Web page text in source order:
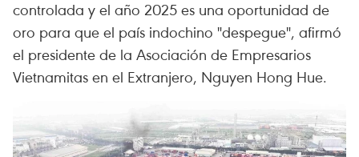
controlada y el año 2025 es una oportunidad de
oro para que el país indochino "despegue", afirmó
el presidente de la Asociación de Empresarios
Vietnamitas en el Extranjero, Nguyen Hong Hue.